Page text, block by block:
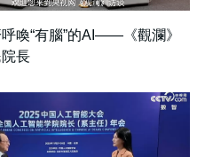
喚“有腦”的AI——《觀瀾》
長